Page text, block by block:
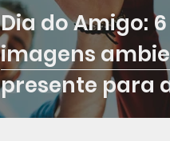
Dia do Amigo:
imagens
presente para